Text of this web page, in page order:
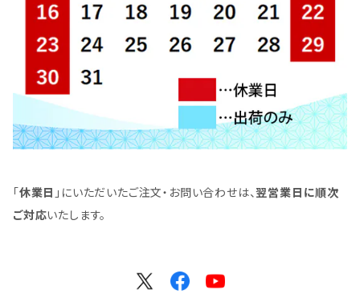
「休業日 」にいただいたご注文・お問い合わせは、翌営業日に順次
ご対応いたします。